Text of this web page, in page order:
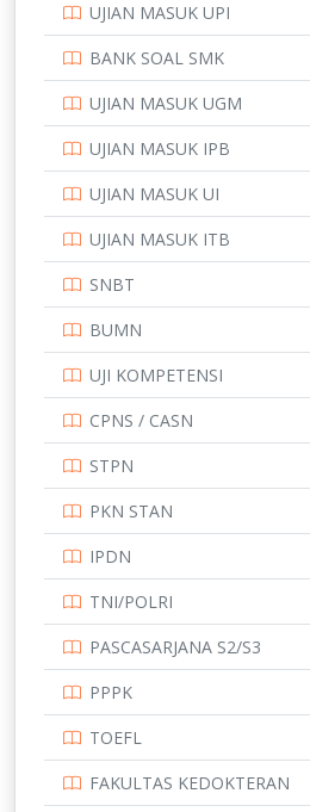
PTDI STTD
SMA
SMK
SMP
STIP
UNIVERSITAS AIRLANGGA
UNIVERSITAS CENDRAWASIH
UJIAN MASUK UPI
BANK SOAL SMK
UJIAN MASUK UGM
UJIAN MASUK IPB
UJIAN MASUK UI
UJIAN MASUK ITB
SNBT
BUMN
UJI KOMPETENSI
CPNS / CASN
STPN
PKN STAN
IPDN
TNI/POLRI
PASCASARJANA S2/S3
PPPK
TOEFL
FAKULTAS KEDOKTERAN